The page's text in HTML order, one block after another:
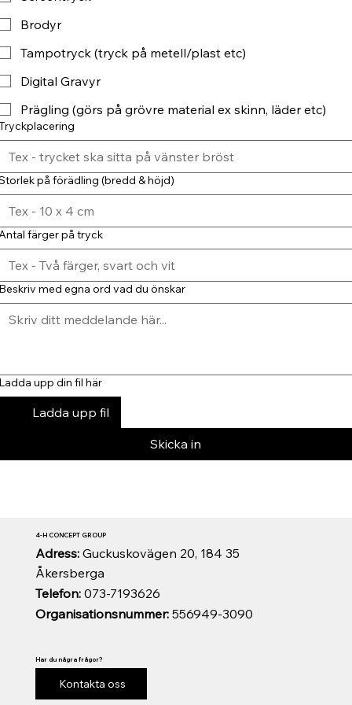
Brodyr
Tampotryck (tryck på metell/plast etc)
Digital Gravyr
Prägling (görs på grövre material ex skinn, läder etc)
på förädling (bredd & höjd)
färger på tryck
med egna ord vad du önskar
upp din fil här
Ladda upp fil
Skicka in
Organisationsnummer:556949-3090
Telefon:073-7193626
Adress: Guckuskovägen 20, 184 35
Åkersberga
4-H CONCEPT GROUP
Har du några frågor?
Kontakta oss